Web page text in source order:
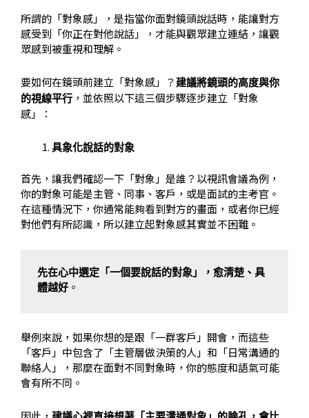
所謂的「對象感」，是指當你面對鏡頭說話時，能讓對方
感受到「你正在對他說話」，才能與觀眾建立連結，讓觀
眾感到被重視和理解。
要如何在鏡頭前建立「對象感」？ 建議將鏡頭的高度與你
的視線平行 ，並依照以下這三個步驟逐步建立「對象
感」：
具象化說話的對象
首先，讓我們確認一下「對象」是誰？以視訊會議為例，
你的對象可能是主管、同事、客戶，或是面試的主考官。
在這種情況下，你通常能夠看到對方的畫面，或者你已經
對他們有所認識，所以建立起對象感其實並不困難。
先在心中選定「一個要說話的對象」，愈清楚、具
體越好 。
舉例來說，如果你想的是跟「一群客戶」開會，而這些
「客戶」中包含了「主管層做決策的人」和「日常溝通的
聯絡人」，那麼在面對不同對象時，你的態度和語氣可能
會有所不同。